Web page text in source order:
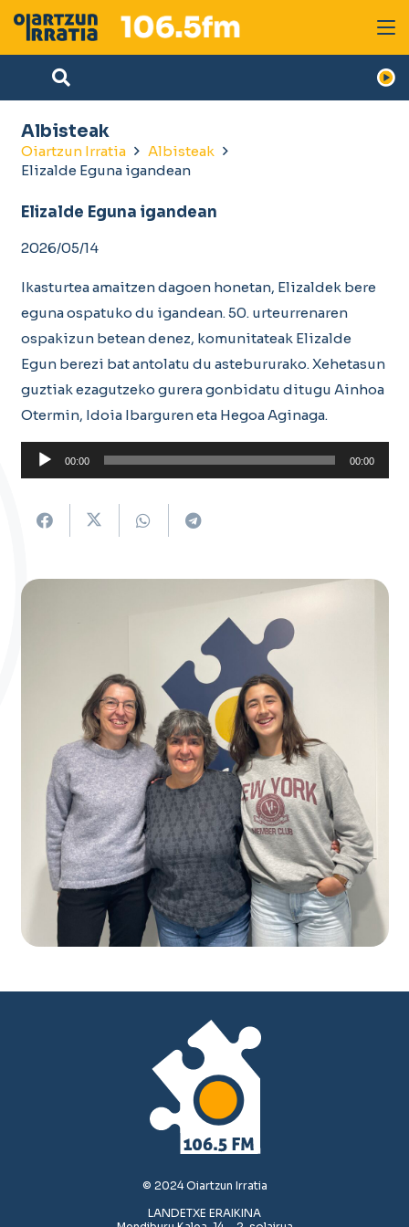
Albisteak
Oiartzun Irratia
Albisteak
Elizalde Eguna igandean
Elizalde Eguna igandean
2026/05/14
Ikasturtea amaitzen dagoen honetan, Elizaldek bere
eguna ospatuko du igandean. 50. urteurrenaren
ospakizun betean denez, komunitateak Elizalde
Egun berezi bat antolatu du astebururako. Xehetasun
guztiak ezagutzeko gurera gonbidatu ditugu Ainhoa
Otermin, Idoia Ibarguren eta Hegoa Aginaga.
Soinu
erreproduzigailua
00:00 00:00
© 2024 Oiartzun Irratia
LANDETXE ERAIKINA